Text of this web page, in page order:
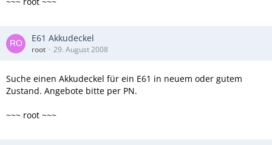
E61 Akkudeckel
root 29. August 2008
Suche einen Akkudeckel für ein E61 in neuem oder gutem
Zustand. Angebote bitte per PN.
~~~ root ~~~